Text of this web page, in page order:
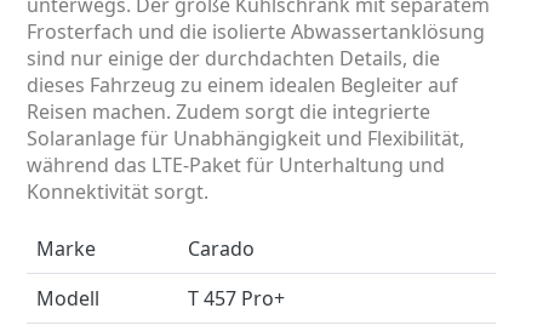
Frosterfach und die isolierte Abwassertanklösung
sind nur einige der durchdachten Details, die
dieses Fahrzeug zu einem idealen Begleiter auf
Reisen machen. Zudem sorgt die integrierte
Solaranlage für Unabhängigkeit und Flexibilität,
während das LTE-Paket für Unterhaltung und
Konnektivität sorgt.
Marke
Carado
Modell
T 457 Pro+